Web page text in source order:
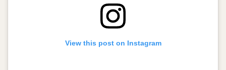
View this post on Instagram